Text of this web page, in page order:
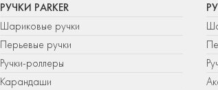
РУЧКИ PARKER
Шариковые ручки
Перьевые ручки
Ручки-роллеры
Карандаши